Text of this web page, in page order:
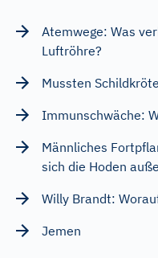
Atemwege: Was
Luftröhre?
Mussten
Immunschwäche:
Männliches
sich die Hoden
Willy Brandt:
Jemen